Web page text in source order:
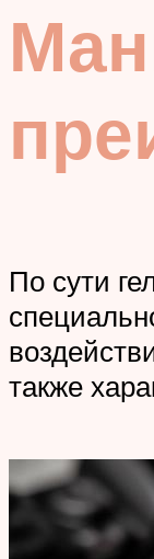
По сути
также